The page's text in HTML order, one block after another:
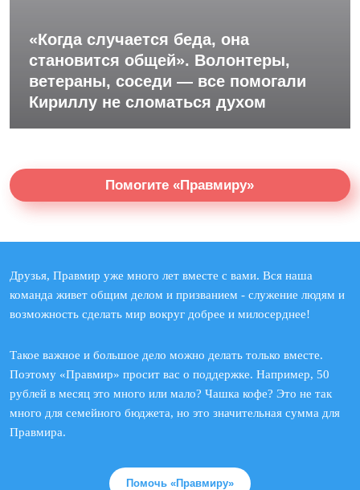
«Когда случается беда, она
становится общей». Волонтеры,
ветераны, соседи — все помогали
Кириллу не сломаться духом
Помогите «Правмиру»
Друзья, Правмир уже много лет вместе с вами. Вся наша
команда живет общим делом и призванием - служение людям и
возможность сделать мир вокруг добрее и милосерднее!
Такое важное и большое дело можно делать только вместе.
Поэтому «Правмир» просит вас о поддержке. Например, 50
рублей в месяц это много или мало? Чашка кофе? Это не так
много для семейного бюджета, но это значительная сумма для
Правмира.
Помочь «Правмиру»